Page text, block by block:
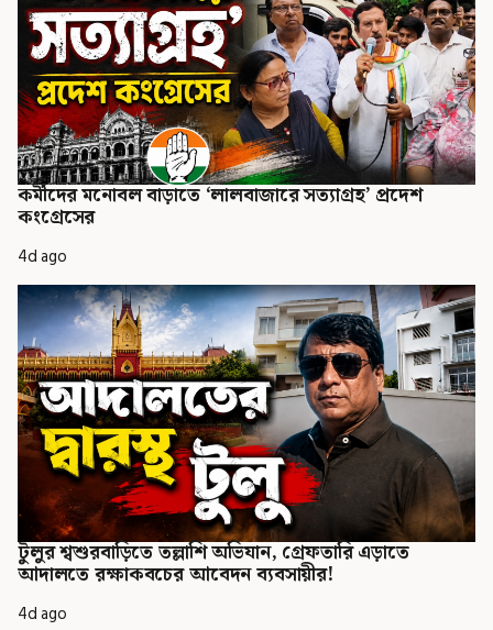
কর্মীদের মনোবল বাড়াতে ‘লালবাজারে সত্যাগ্রহ’ প্রদেশ
কংগ্রেসের
4d ago
টুলুর শ্বশুরবাড়িতে তল্লাশি অভিযান, গ্রেফতারি এড়াতে
আদালতে রক্ষাকবচের আবেদন ব্যবসায়ীর!
4d ago